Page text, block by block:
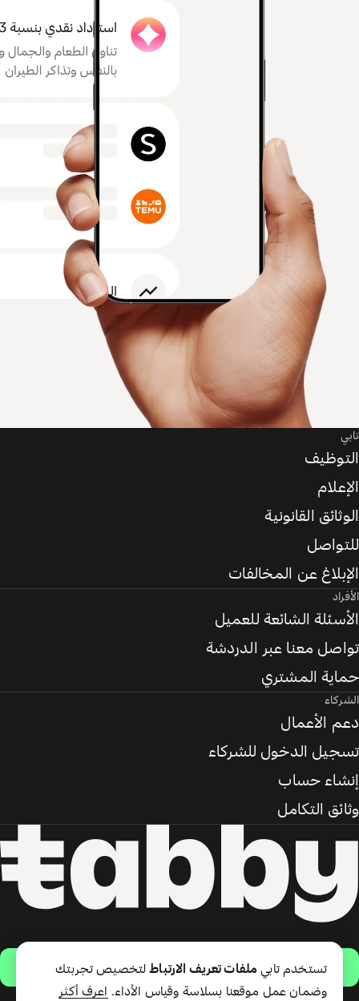
حمّل التطبيق
تابي
التوظيف
الإعلام
الوثائق القانونية
للتواصل
الإبلاغ عن المخالفات
الأفراد
الأسئلة الشائعة للعميل
تواصل معنا عبر الدردشة
حماية المشتري
الشركاء
دعم الأعمال
تسجيل الدخول للشركاء
إنشاء حساب
وثائق التكامل
تستخدم تابي ملفات تعريف الارتباطلتخصيص تجربتك
وضمان عمل موقعنا بسلاسة وقياس الأداء.
اعرف أكثر